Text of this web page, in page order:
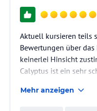
Aktuell kursieren teils
Bewertungen über
keinerlei Hinsicht
Calyptus ist ein sehr
Zimmer war ein
saubere Poolanlage,
Mehr anzeigen